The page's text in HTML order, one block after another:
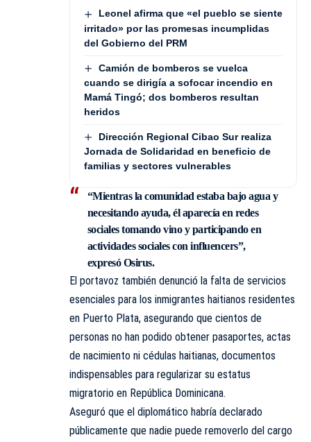
Leonel afirma que «el pueblo se siente
irritado» por las promesas incumplidas
del Gobierno del PRM
Camión de bomberos se vuelca
cuando se dirigía a sofocar incendio en
Mamá Tingó; dos bomberos resultan
heridos
Dirección Regional Cibao Sur realiza
Jornada de Solidaridad en beneficio de
familias y sectores vulnerables
“Mientras la comunidad estaba bajo agua y
necesitando ayuda, él aparecía en redes
sociales tomando vino y participando en
actividades sociales con influencers”,
expresó Osirus.
El portavoz también denunció la falta de servicios
esenciales para los inmigrantes haitianos residentes
en Puerto Plata, asegurando que cientos de
personas no han podido obtener pasaportes, actas
de nacimiento ni cédulas haitianas, documentos
indispensables para regularizar su estatus
migratorio en República Dominicana.
Aseguró que el diplomático habría declarado
públicamente que nadie puede removerlo del cargo